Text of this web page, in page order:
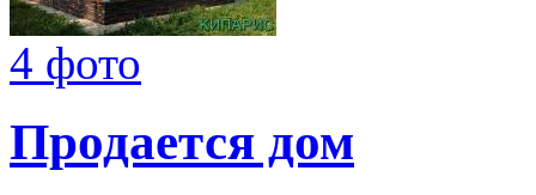
4 фото
Продается дом